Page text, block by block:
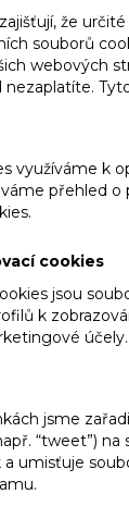
že
souborů
webových
využíváme k
přehled o
cookies
jsou
k
účely.
jsme
“tweet”)
umisťuje